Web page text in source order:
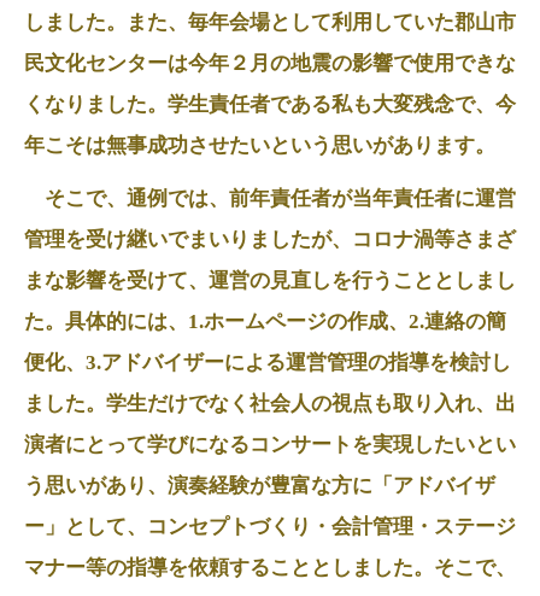
しました。また、毎年会場として利用していた郡山市
民文化センターは今年２月の地震の影響で使用できな
くなりました。学生責任者である私も大変残念で、今
年こそは無事成功させたいという思いがあります。
そこで、通例では、前年責任者が当年責任者に運営
管理を受け継いでまいりましたが、コロナ渦等さまざ
まな影響を受けて、運営の見直しを行うこととしまし
た。具体的には、1.ホームページの作成、2.連絡の簡
便化、3.アドバイザーによる運営管理の指導を検討し
ました。学生だけでなく社会人の視点も取り入れ、出
演者にとって学びになるコンサートを実現したいとい
う思いがあり、演奏経験が豊富な方に「アドバイザ
ー」として、コンセプトづくり・会計管理・ステージ
マナー等の指導を依頼することとしました。そこで、